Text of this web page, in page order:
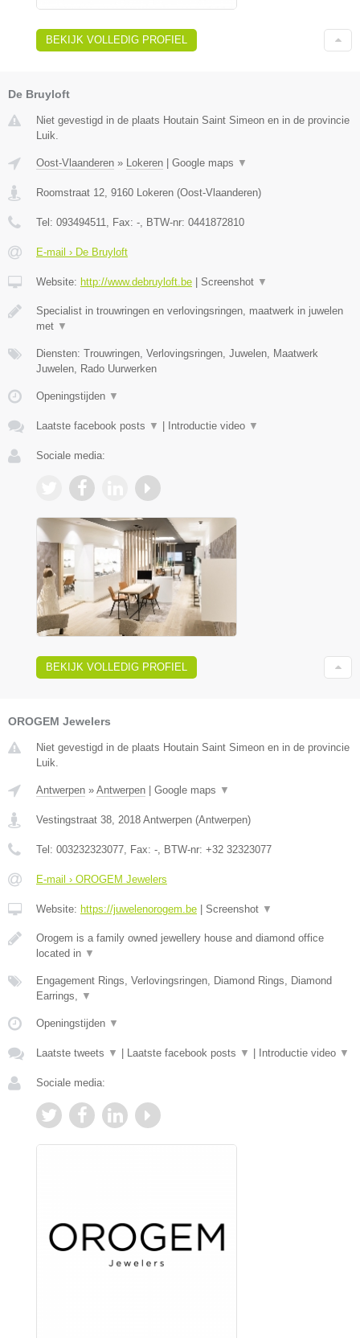
BEKIJK VOLLEDIG PROFIEL
De Bruyloft
Niet gevestigd in de plaats Houtain Saint Simeon en in de provincie
Luik.
Oost-Vlaanderen » Lokeren Google maps ▼
Roomstraat 12, 9160 Lokeren (Oost-Vlaanderen)
Tel: 093494511, Fax: -, BTW-nr: 0441872810
E-mail › De Bruyloft
Website: http://www.debruyloft.be Screenshot ▼
Specialist in trouwringen en verlovingsringen, maatwerk in juwelen
met ▼
Diensten: Trouwringen, Verlovingsringen, Juwelen, Maatwerk
Juwelen, Rado Uurwerken
Openingstijden ▼
Laatste facebook posts ▼ Introductie video ▼
Sociale media:
BEKIJK VOLLEDIG PROFIEL
OROGEM Jewelers
Niet gevestigd in de plaats Houtain Saint Simeon en in de provincie
Luik.
Antwerpen » Antwerpen Google maps ▼
Vestingstraat 38, 2018 Antwerpen (Antwerpen)
Tel: 003232323077, Fax: -, BTW-nr: +32 32323077
E-mail › OROGEM Jewelers
Website: https://juwelenorogem.be Screenshot ▼
Orogem is a family owned jewellery house and diamond office
located in ▼
Engagement Rings, Verlovingsringen, Diamond Rings, Diamond
Earrings, ▼
Openingstijden ▼
Laatste tweets ▼ Laatste facebook posts ▼ Introductie video ▼
Sociale media: